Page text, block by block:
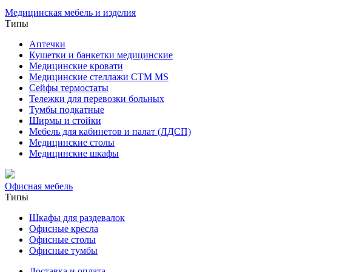
Медицинская мебель и изделия
Типы
Аптечки
Кушетки и банкетки медицинские
Медицинские кровати
Медицинские стеллажи CTM MS
Сейфы термостаты
Тележки для перевозки больных
Тумбы подкатные
Ширмы и стойки
Мебель для кабинетов и палат (ЛДСП)
Медицинские столы
Медицинские шкафы
Офисная мебель
Типы
Шкафы для раздевалок
Офисные кресла
Офисные столы
Офисные тумбы